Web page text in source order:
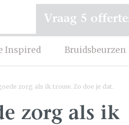
Inspired Bruidsbeurzen
Vraag 5
zorg als ik trouw. Zo doe je dat.
zorg als ik